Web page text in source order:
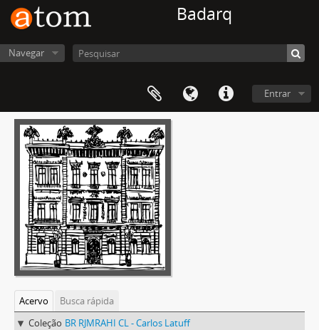
Badarq
Navegar
Entrar
Acervo
Busca rápida
Coleção BR RJMRAHI CL - Carlos Latuff